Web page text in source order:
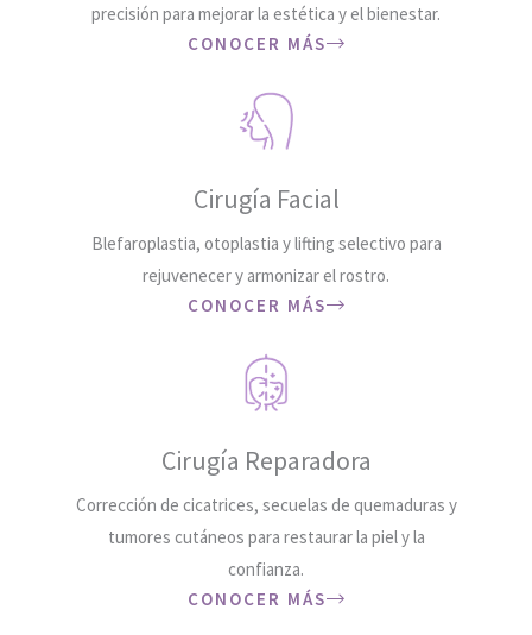
precisión para mejorar la estética y el bienestar.
CONOCER MÁS
Cirugía Facial
Blefaroplastia, otoplastia y lifting selectivo para
rejuvenecer y armonizar el rostro.
CONOCER MÁS
Cirugía Reparadora
Corrección de cicatrices, secuelas de quemaduras y
tumores cutáneos para restaurar la piel y la
confianza.
CONOCER MÁS